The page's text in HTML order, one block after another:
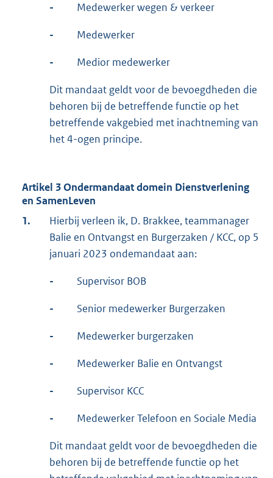
- Medewerker wegen & verkeer
- Medewerker
- Medior medewerker
Dit mandaat geldt voor de bevoegdheden die
behoren bij de betreffende functie op het
betreffende vakgebied met inachtneming van
het 4-ogen principe.
Artikel 3 Ondermandaat domein Dienstverlening
en SamenLeven
1.
Hierbij verleen ik, D. Brakkee, teammanager
Balie en Ontvangst en Burgerzaken / KCC, op 5
januari 2023 ondemandaat aan:
- Supervisor BOB
- Senior medewerker Burgerzaken
- Medewerker burgerzaken
- Medewerker Balie en Ontvangst
- Supervisor KCC
- Medewerker Telefoon en Sociale Media
Dit mandaat geldt voor de bevoegdheden die
behoren bij de betreffende functie op het